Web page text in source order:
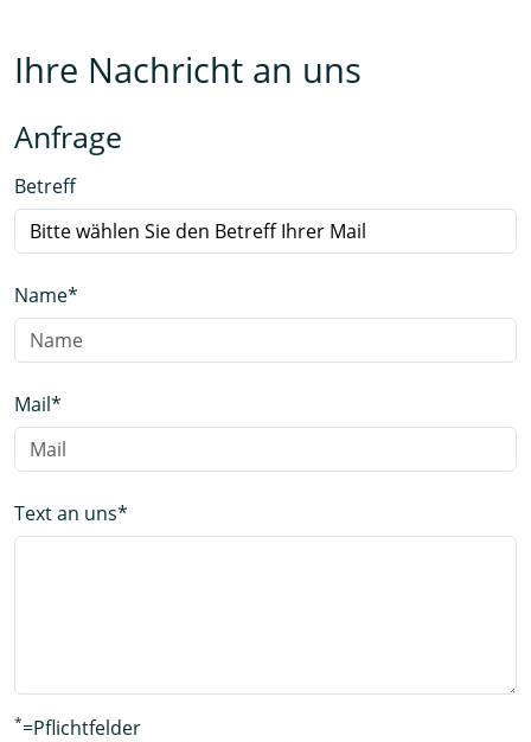
Ihre Nachricht an uns
Anfrage
Betreff
Name*
Mail*
Text an uns*
*=Pflichtfelder